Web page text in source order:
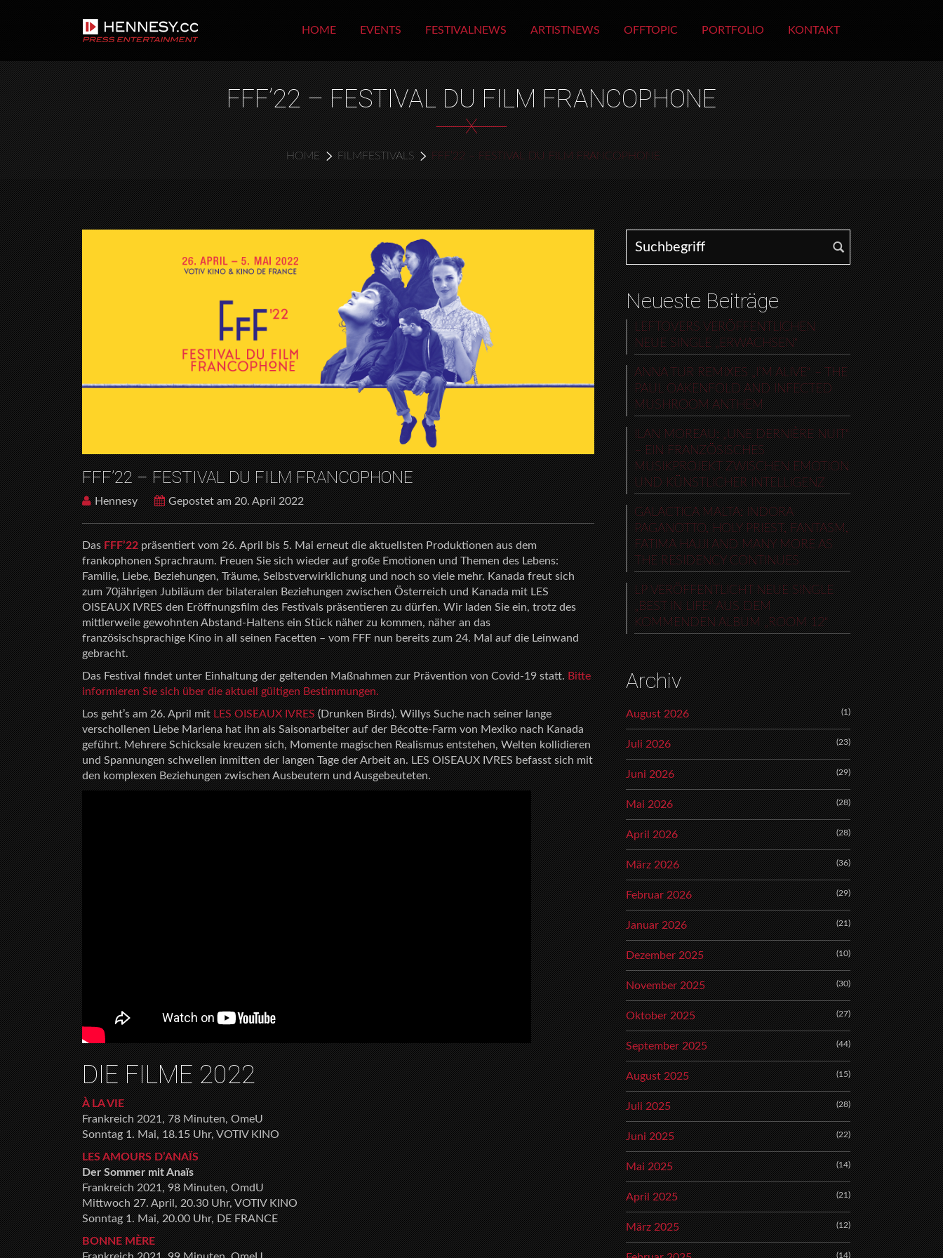
HOME EVENTS FESTIVALNEWS ARTISTNEWS OFFTOPIC PORTFOLIO KONTAKT
FFF’22 – FESTIVAL DU FILM FRANCOPHONE
X
HOME FILMFESTIVALS FFF’22 – FESTIVAL DU FILM FRANCOPHONE
FFF’22 – FESTIVAL DU FILM FRANCOPHONE
Hennesy Gepostet am 20. April 2022
DasFFF’22 präsentiert vom 26. April bis 5. Mai erneut die aktuellsten Produktionen aus dem
frankophonen Sprachraum. Freuen Sie sich wieder auf große Emotionen und Themen des Lebens:
Familie, Liebe, Beziehungen, Träume, Selbstverwirklichung und noch so viele mehr. Kanada freut sich
zum 70jährigen Jubiläum der bilateralen Beziehungen zwischen Österreich und Kanada mit LES
OISEAUX IVRES den Eröffnungsfilm des Festivals präsentieren zu dürfen. Wir laden Sie ein, trotz des
mittlerweile gewohnten Abstand-Haltens ein Stück näher zu kommen, näher an das
französischsprachige Kino in all seinen Facetten – vom FFF nun bereits zum 24. Mal auf die Leinwand
gebracht.
Das Festival findet unter Einhaltung der geltenden Maßnahmen zur Prävention von Covid-19 statt.Bitte
informieren Sie sich über die aktuell gültigen Bestimmungen.
Los geht’s am 26. April mitLES OISEAUX IVRES(Drunken Birds). Willys Suche nach seiner lange
verschollenen Liebe Marlena hat ihn als Saisonarbeiter auf der Bécotte-Farm von Mexiko nach Kanada
geführt. Mehrere Schicksale kreuzen sich, Momente magischen Realismus entstehen, Welten kollidieren
und Spannungen schwellen inmitten der langen Tage der Arbeit an. LES OISEAUX IVRES befasst sich mit
den komplexen Beziehungen zwischen Ausbeutern und Ausgebeuteten.
DIE FILME 2022
À LA VIE
Frankreich 2021, 78 Minuten, OmeU
Sonntag 1. Mai, 18.15 Uhr, VOTIV KINO
LES AMOURS D’ANAÏS
Der Sommer mit Anaïs
Frankreich 2021, 98 Minuten, OmdU
Mittwoch 27. April, 20.30 Uhr, VOTIV KINO
Sonntag 1. Mai, 20.00 Uhr, DE FRANCE
BONNE MÈRE
Search for:
Neueste Beiträge
LEFTOVERS VERÖFFENTLICHEN
NEUE SINGLE „ERWACHSEN“
ANNA TUR REMIXES „I’M ALIVE“ – THE
PAUL OAKENFOLD AND INFECTED
MUSHROOM ANTHEM
ILAN MOREAU: „UNE DERNIÈRE NUIT“
– EIN FRANZÖSISCHES
MUSIKPROJEKT ZWISCHEN EMOTION
UND KÜNSTLICHER INTELLIGENZ
GALACTICA MALTA: INDORA
PAGANOTTO, HOLY PRIEST, FANTASM,
FATIMA HAJJI AND MANY MORE AS
THE RESIDENCY CONTINUES
LP VERÖFFENTLICHT NEUE SINGLE
„BEST IN LIFE“ AUS DEM
KOMMENDEN ALBUM „ROOM 12“
Archiv
August 2026 (1)
Juli 2026 (23)
Juni 2026 (29)
Mai 2026 (28)
April 2026 (28)
März 2026 (36)
Februar 2026 (29)
Januar 2026 (21)
Dezember 2025 (10)
November 2025 (30)
Oktober 2025 (27)
September 2025 (44)
August 2025 (15)
Juli 2025 (28)
Juni 2025 (22)
Mai 2025 (14)
April 2025 (21)
März 2025 (12)
(14)